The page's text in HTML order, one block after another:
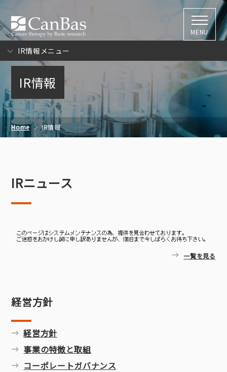
株式会社キャン
MENU
IR情報メニュー
IR情報
Home IR情報
IRニュース
一覧を見る
経営方針
経営方針
事業の特徴と取組
コーポレートガバナンス